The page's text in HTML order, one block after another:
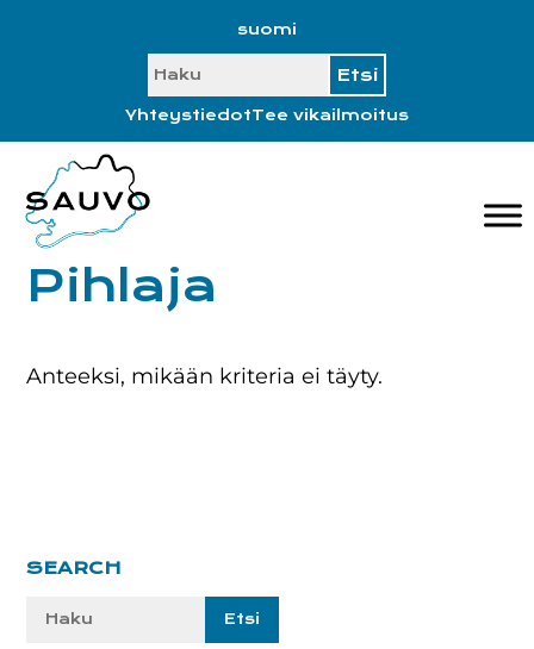
alatunnisteeseen
suomi
SEARCH
YhteystiedotTee vikailmoitus
Pihlaja
Anteeksi, mikään kriteria ei täyty.
Ensisijainen
SEARCH
Etsi